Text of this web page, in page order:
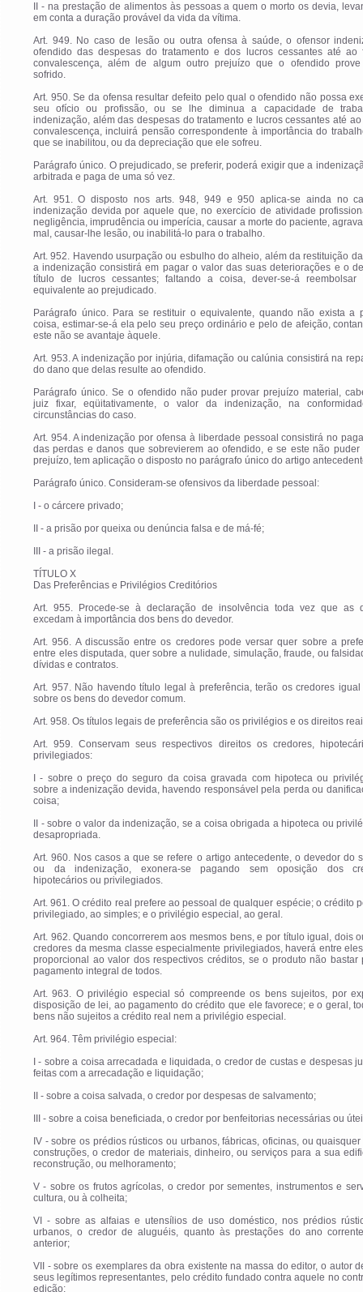
II - na prestação de alimentos às pessoas a quem o morto os devia,
em conta a duração provável da vida da vítima.
Art. 949. No caso de lesão ou outra ofensa à saúde, o ofensor
ofendido das despesas do tratamento e dos lucros cessantes até ao
convalescença, além de algum outro prejuízo que o ofendido prove
sofrido.
Art. 950. Se da ofensa resultar defeito pelo qual o ofendido não possa
seu ofício ou profissão, ou se lhe diminua a capacidade de
indenização, além das despesas do tratamento e lucros cessantes até
convalescença, incluirá pensão correspondente à importância do
que se inabilitou, ou da depreciação que ele sofreu.
Parágrafo único. O prejudicado, se preferir, poderá exigir que a
arbitrada e paga de uma só vez.
Art. 951. O disposto nos arts. 948, 949 e 950 aplica-se ainda no
indenização devida por aquele que, no exercício de atividade
negligência, imprudência ou imperícia, causar a morte do paciente,
mal, causar-lhe lesão, ou inabilitá-lo para o trabalho.
Art. 952. Havendo usurpação ou esbulho do alheio, além da restituição
a indenização consistirá em pagar o valor das suas deteriorações e o
título de lucros cessantes; faltando a coisa, dever-se-á
equivalente ao prejudicado.
Parágrafo único. Para se restituir o equivalente, quando não exista a
coisa, estimar-se-á ela pelo seu preço ordinário e pelo de afeição,
este não se avantaje àquele.
Art. 953. A indenização por injúria, difamação ou calúnia consistirá na
do dano que delas resulte ao ofendido.
Parágrafo único. Se o ofendido não puder provar prejuízo material,
juiz fixar, eqüitativamente, o valor da indenização, na
circunstâncias do caso.
Art. 954. A indenização por ofensa à liberdade pessoal consistirá no
das perdas e danos que sobrevierem ao ofendido, e se este não puder
prejuízo, tem aplicação o disposto no parágrafo único do artigo
Parágrafo único. Consideram-se ofensivos da liberdade pessoal:
I - o cárcere privado;
II - a prisão por queixa ou denúncia falsa e de má-fé;
III - a prisão ilegal.
TÍTULO X
Das Preferências e Privilégios Creditórios
Art. 955. Procede-se à declaração de insolvência toda vez que as
excedam à importância dos bens do devedor.
Art. 956. A discussão entre os credores pode versar quer sobre a
entre eles disputada, quer sobre a nulidade, simulação, fraude, ou
dívidas e contratos.
Art. 957. Não havendo título legal à preferência, terão os credores igual
sobre os bens do devedor comum.
Art. 958. Os títulos legais de preferência são os privilégios e os direitos
Art. 959. Conservam seus respectivos direitos os credores,
privilegiados:
I - sobre o preço do seguro da coisa gravada com hipoteca ou
sobre a indenização devida, havendo responsável pela perda ou
coisa;
II - sobre o valor da indenização, se a coisa obrigada a hipoteca ou
desapropriada.
Art. 960. Nos casos a que se refere o artigo antecedente, o devedor do
ou da indenização, exonera-se pagando sem oposição dos
hipotecários ou privilegiados.
Art. 961. O crédito real prefere ao pessoal de qualquer espécie; o crédito
privilegiado, ao simples; e o privilégio especial, ao geral.
Art. 962. Quando concorrerem aos mesmos bens, e por título igual, dois
credores da mesma classe especialmente privilegiados, haverá entre
proporcional ao valor dos respectivos créditos, se o produto não bastar
pagamento integral de todos.
Art. 963. O privilégio especial só compreende os bens sujeitos, por
disposição de lei, ao pagamento do crédito que ele favorece; e o geral,
bens não sujeitos a crédito real nem a privilégio especial.
Art. 964. Têm privilégio especial:
I - sobre a coisa arrecadada e liquidada, o credor de custas e despesas
feitas com a arrecadação e liquidação;
II - sobre a coisa salvada, o credor por despesas de salvamento;
III - sobre a coisa beneficiada, o credor por benfeitorias necessárias ou
IV - sobre os prédios rústicos ou urbanos, fábricas, oficinas, ou
construções, o credor de materiais, dinheiro, ou serviços para a sua
reconstrução, ou melhoramento;
V - sobre os frutos agrícolas, o credor por sementes, instrumentos e
cultura, ou à colheita;
VI - sobre as alfaias e utensílios de uso doméstico, nos prédios
urbanos, o credor de aluguéis, quanto às prestações do ano
anterior;
VII - sobre os exemplares da obra existente na massa do editor, o autor
seus legítimos representantes, pelo crédito fundado contra aquele no
edição;